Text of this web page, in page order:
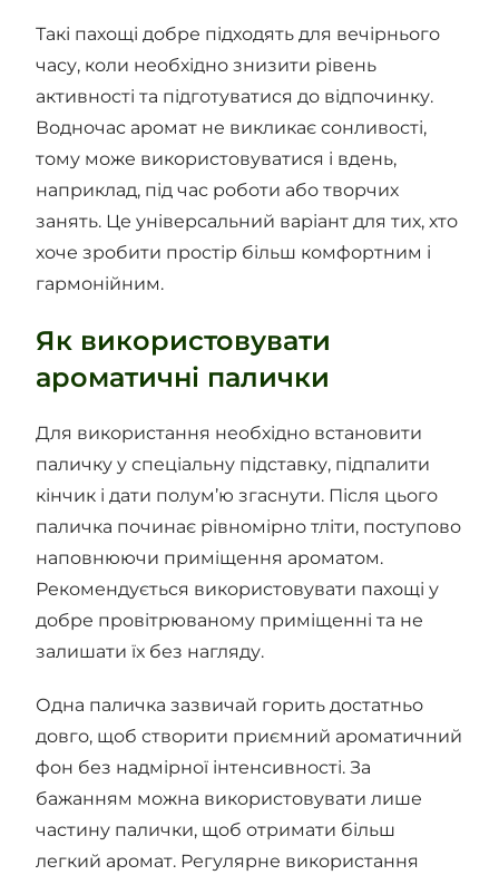
Такі пахощі добре підходять для вечірнього
часу, коли необхідно знизити рівень
активності та підготуватися до відпочинку.
Водночас аромат не викликає сонливості,
тому може використовуватися і вдень,
наприклад, під час роботи або творчих
занять. Це універсальний варіант для тих, хто
хоче зробити простір більш комфортним і
гармонійним.
Як використовувати
ароматичні палички
Для використання необхідно встановити
паличку у спеціальну підставку, підпалити
кінчик і дати полум’ю згаснути. Після цього
паличка починає рівномірно тліти, поступово
наповнюючи приміщення ароматом.
Рекомендується використовувати пахощі у
добре провітрюваному приміщенні та не
залишати їх без нагляду.
Одна паличка зазвичай горить достатньо
довго, щоб створити приємний ароматичний
фон без надмірної інтенсивності. За
бажанням можна використовувати лише
частину палички, щоб отримати більш
легкий аромат. Регулярне використання